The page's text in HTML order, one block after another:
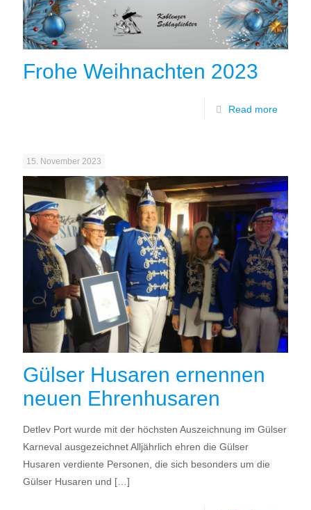
Frohe Weihnachten 2023
Read more
15. November 2023
Gülser Husaren ernennen
neuen Ehrenhusaren
Detlev Port wurde mit der höchsten Auszeichnung im Gülser
Karneval ausgezeichnet Alljährlich ehren die Gülser
Husaren verdiente Personen, die sich besonders um die
Gülser Husaren und […]